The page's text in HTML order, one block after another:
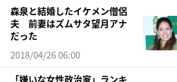
森泉と結婚したイケメン僧侶
夫 前妻はズムサタ望月アナ
だった
2018/04/26 06:00
「嫌いな女性政治家」ランキ